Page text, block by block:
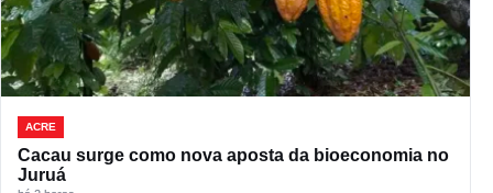
ACRE
Cacau surge como nova aposta da bioeconomia no
Juruá